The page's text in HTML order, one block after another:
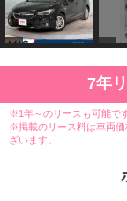
7年
※1年～のリースも可能で
※掲載のリース料は車両価
ざいます。